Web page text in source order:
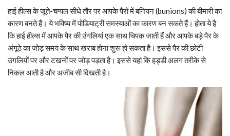
हाई हील्स के जूते-चप्पल सीधे तौर पर आपके पैरों में बनियन (bunions) की बीमारी का
कारण बनते हैं। ये भविष्य में पोडियाट्री समस्याओं का कारण बन सकते हैं। होता ये है
कि हाई हील्स में आपके पैर की उंगलियां एक साथ चिपक जाती हैं और आपके बड़े पैर के
अंगूठे का जोड़ समय के साथ खराब होना शुरू हो सकता है। इससे पैर की छोटी
उंगलियों पर और टखनों पर जोड़ पड़ता है। इससे यहां कि हड्डी अलग तरीके से
निकल आती है और अजीब सी दिखती है।